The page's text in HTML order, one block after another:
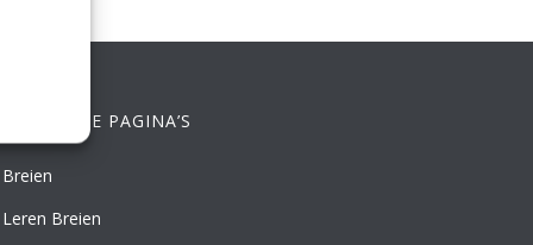
PAGINA’S
Breien
Leren Breien